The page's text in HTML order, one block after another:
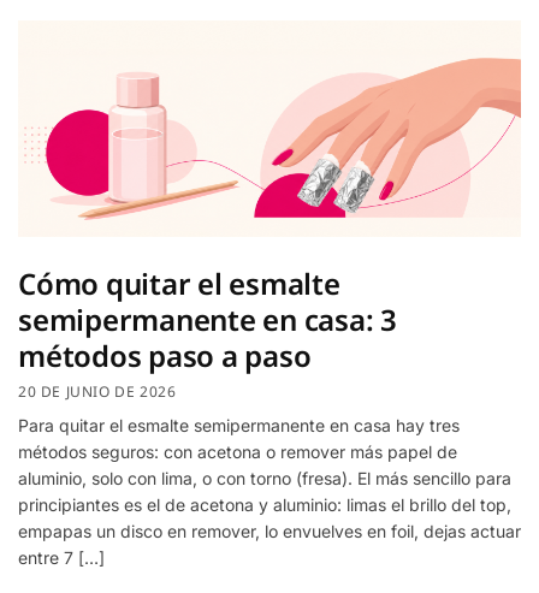
Cómo quitar el esmalte
semipermanente en casa: 3
métodos paso a paso
20 DE JUNIO DE 2026
Para quitar el esmalte semipermanente en casa hay tres
métodos seguros: con acetona o remover más papel de
aluminio, solo con lima, o con torno (fresa). El más sencillo para
principiantes es el de acetona y aluminio: limas el brillo del top,
empapas un disco en remover, lo envuelves en foil, dejas actuar
entre 7 […]